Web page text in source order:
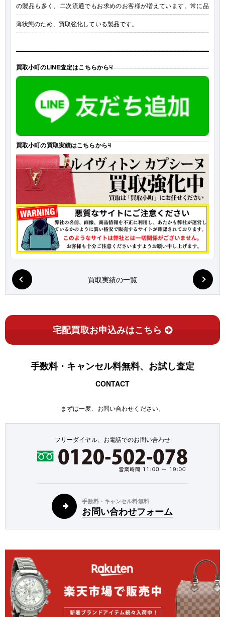
の製品も多く、二次流通でもお求めのお客様が増えています。常に品
薄状態のため、買取強化している製品です。
買取小町のLINE査定はこちらから☟
買取小町の買取実績はこちらから☟
買取実績の一覧
宅配買取お申込みはこちら
手数料・キャンセル料無料、お試し査定
CONTACT
まずは一度、お問い合わせください。
フリーダイヤル、お電話でのお問い合わせ
手数料・キャンセル料無料
お問い合わせフォーム